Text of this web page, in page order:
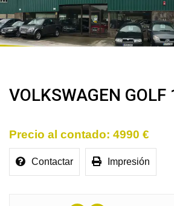
VOLKSWAGEN GOLF
4990 €
Contactar Impresión